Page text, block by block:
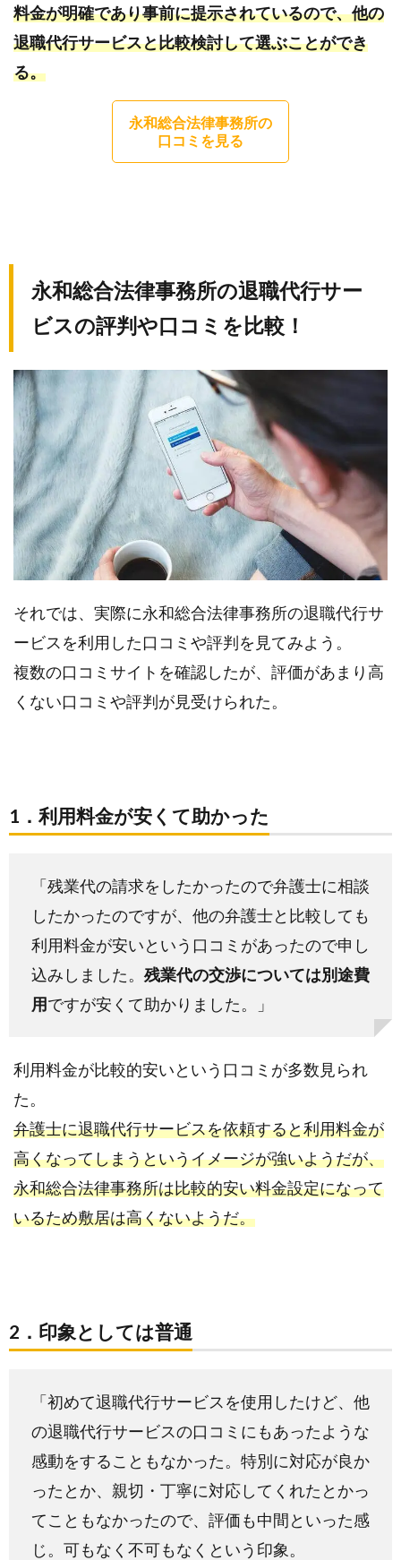
担当
の先
退職
サー
を利
用す
るメ
リッ
トっ
て？
3.1.
1．弁
護士
が担
当し
てく
れる
ので
3.2.
所よ
りも
料金
設定
永和
総合
法律
退職
代行
サー
ビス
を利
用す
るデ
メリ
1．営
業時
ある
ため
急い
で退
職し
なら
おす
料金が明確であり事前に提示されているので、他の
退職代行サービスと比較検討して選ぶことができ
る。
永和総合法律事務所の
口コミを見る
永和総合法律事務所の退職代行サー
ビスの評判や口コミを比較！
それでは、実際に永和総合法律事務所の退職代行サ
ービスを利用した口コミや評判を見てみよう。
複数の口コミサイトを確認したが、評価があまり高
くない口コミや評判が見受けられた。
1．利用料金が安くて助かった
「残業代の請求をしたかったので弁護士に相談
したかったのですが、他の弁護士と比較しても
利用料金が安いという口コミがあったので申し
込みしました。 残業代の交渉については別途費
用ですが安くて助かりました。」
利用料金が比較的安いという口コミが多数見られ
た。
弁護士に退職代行サービスを依頼すると利用料金が
高くなってしまうというイメージが強いようだが、
永和総合法律事務所は比較的安い料金設定になって
いるため敷居は高くないようだ。
2．印象としては普通
「初めて退職代行サービスを使用したけど、他
の退職代行サービスの口コミにもあったような
感動をすることもなかった。特別に対応が良か
ったとか、親切・丁寧に対応してくれたとかっ
てこともなかったので、評価も中間といった感
じ。可もなく不可もなくという印象。